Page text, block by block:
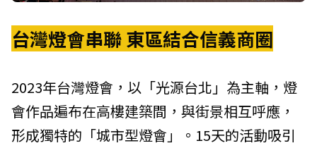
台灣燈會串聯東區結合信義商圈
2023年台灣燈會，以「光源台北」為主軸，燈
會作品遍布在高樓建築間，與街景相互呼應，
形成獨特的「城市型燈會」。15天的活動吸引